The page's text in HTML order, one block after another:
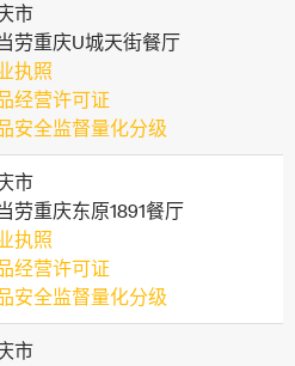
市
劳重庆U城天街餐厅
执照
经营许可证
安全监督量化分级
市
劳重庆东原1891餐厅
执照
经营许可证
安全监督量化分级
市